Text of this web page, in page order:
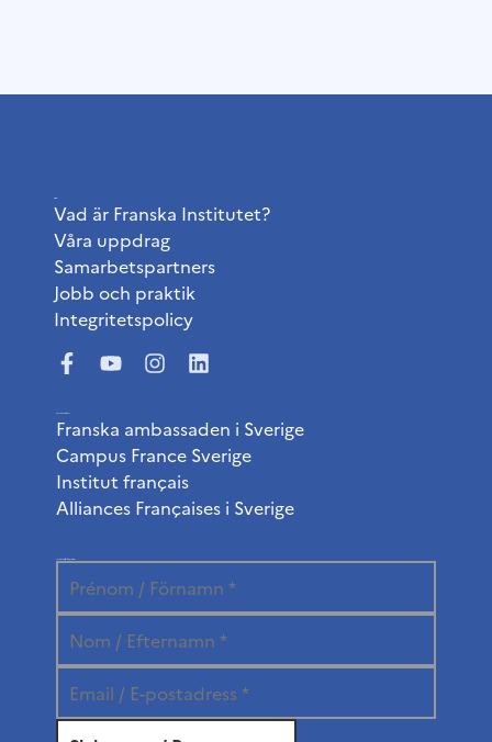
Vad är Franska Institutet?
Våra uppdrag
Samarbetspartners
Jobb och praktik
Integritetspolicy
Franska ambassaden i Sverige
Campus France Sverige
Institut français
Alliances Françaises i Sverige